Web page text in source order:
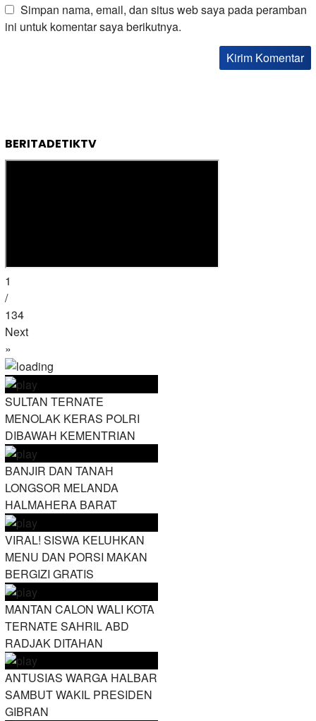
Simpan nama, email, dan situs web saya pada peramban
ini untuk komentar saya berikutnya.
BERITADETIKTV
1
/
134
Next
»
SULTAN TERNATE
MENOLAK KERAS POLRI
DIBAWAH KEMENTRIAN
BANJIR DAN TANAH
LONGSOR MELANDA
HALMAHERA BARAT
VIRAL! SISWA KELUHKAN
MENU DAN PORSI MAKAN
BERGIZI GRATIS
MANTAN CALON WALI KOTA
TERNATE SAHRIL ABD
RADJAK DITAHAN
ANTUSIAS WARGA HALBAR
SAMBUT WAKIL PRESIDEN
GIBRAN